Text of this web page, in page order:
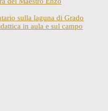
sulla laguna di Grado
in aula e sul campo